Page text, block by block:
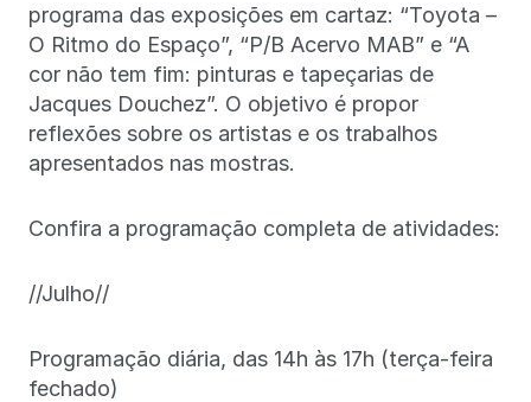
programa das exposições em cartaz: “Toyota –
O Ritmo do Espaço”, “P/B Acervo MAB” e “A
cor não tem fim: pinturas e tapeçarias de
Jacques Douchez”. O objetivo é propor
reflexões sobre os artistas e os trabalhos
apresentados nas mostras.
Confira a programação completa de atividades:
//Julho//
Programação diária, das 14h às 17h (terça-feira
fechado)